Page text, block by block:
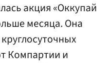
акция «Оккупай
месяца. Она
Компартии и